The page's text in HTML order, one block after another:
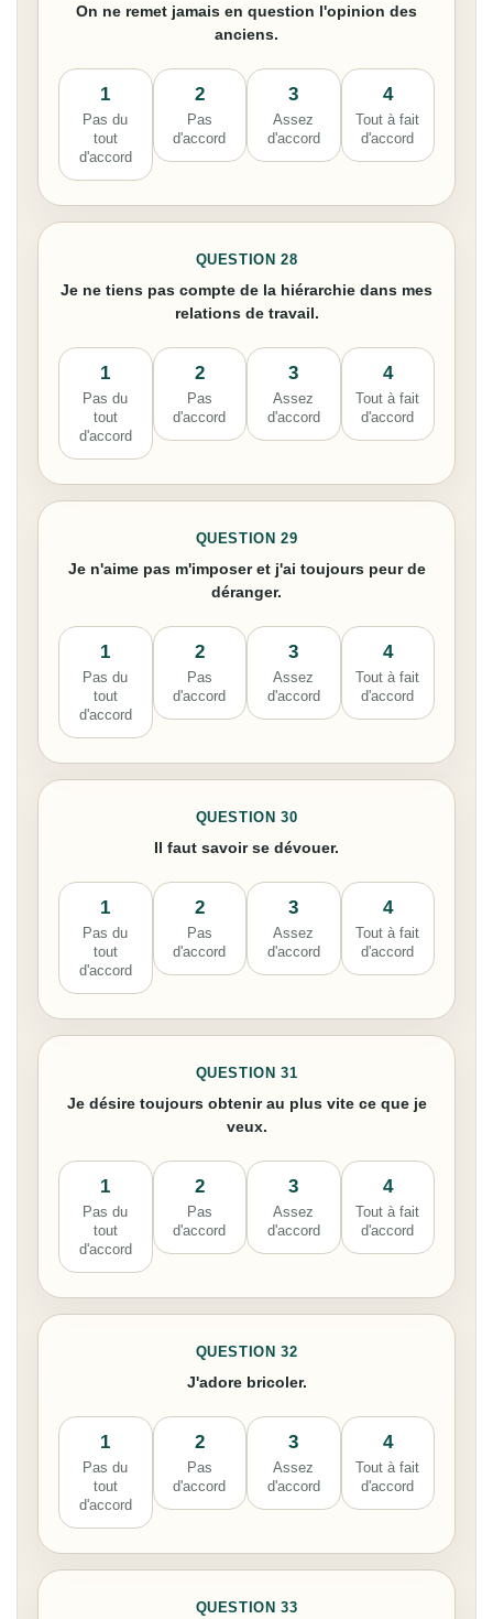
On ne remet jamais en question l'opinion des
anciens.
1
Pas du
tout
d'accord
2
Pas
d'accord
3
Assez
d'accord
4
Tout à fait
d'accord
QUESTION 28
Je ne tiens pas compte de la hiérarchie dans mes
relations de travail.
1
Pas du
tout
d'accord
2
Pas
d'accord
3
Assez
d'accord
4
Tout à fait
d'accord
QUESTION 29
Je n'aime pas m'imposer et j'ai toujours peur de
déranger.
1
Pas du
tout
d'accord
2
Pas
d'accord
3
Assez
d'accord
4
Tout à fait
d'accord
QUESTION 30
Il faut savoir se dévouer.
1
Pas du
tout
d'accord
2
Pas
d'accord
3
Assez
d'accord
4
Tout à fait
d'accord
QUESTION 31
Je désire toujours obtenir au plus vite ce que je
veux.
1
Pas du
tout
d'accord
2
Pas
d'accord
3
Assez
d'accord
4
Tout à fait
d'accord
QUESTION 32
J'adore bricoler.
1
Pas du
tout
d'accord
2
Pas
d'accord
3
Assez
d'accord
4
Tout à fait
d'accord
QUESTION 33